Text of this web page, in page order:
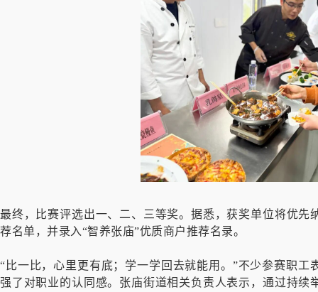
最终，比赛评选出一、二、三等奖。据悉，获奖单位将优
荐名单，并录入“智养张庙”优质商户推荐名录。
“比一比，心里更有底；学一学回去就能用。”不少参赛职
强了对职业的认同感。张庙街道相关负责人表示，通过持